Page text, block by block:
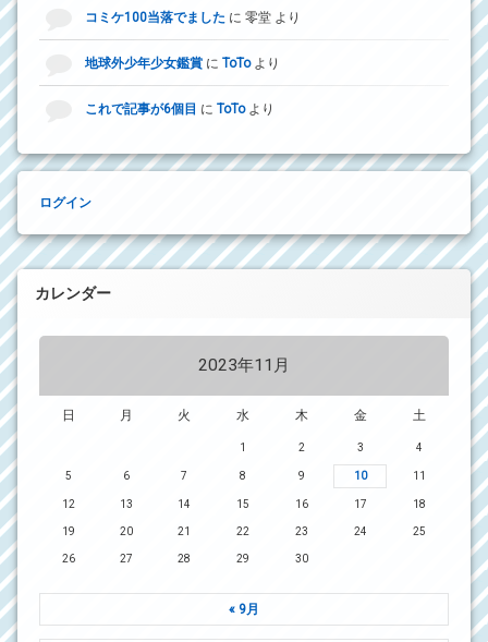
コミケ100当落でました に 零堂より
地球外少年少女鑑賞に ToToより
これで記事が6個目 に ToToより
ログイン
カレンダー
2023年11月
日 月 火 水 木 金 土
1 2 3 4
5 6 7 8 9 10 11
12 13 14 15 16 17 18
19 20 21 22 23 24 25
26 27 28 29 30
« 9月